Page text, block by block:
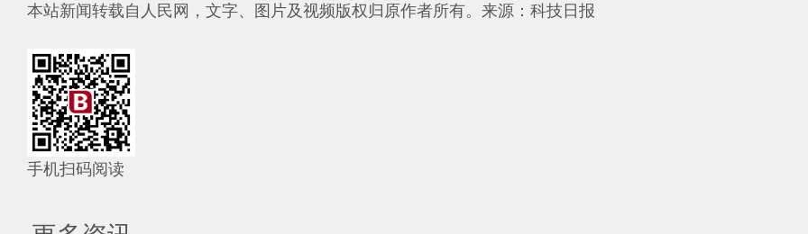
本站新闻转载自人民网，文字、图片及视频版权归原作者所有。 来源：科技日报
手机扫码阅读